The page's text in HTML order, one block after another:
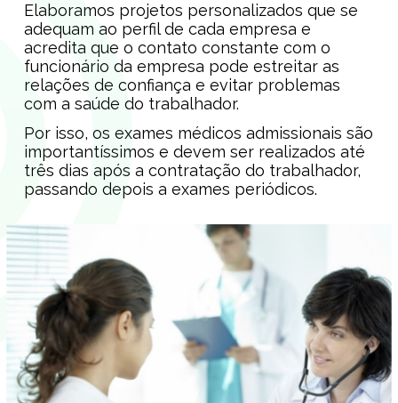
Elaboramos projetos personalizados que se
adequam ao perfil de cada empresa e
acredita que o contato constante com o
funcionário da empresa pode estreitar as
relações de confiança e evitar problemas
com a saúde do trabalhador.
Por isso, os exames médicos admissionais são
importantíssimos e devem ser realizados até
três dias após a contratação do trabalhador,
passando depois a exames periódicos.